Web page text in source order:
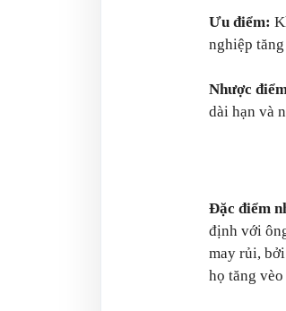
Ưu điểm:
nghiệp
Nhược
dài hạn và
Đặc điểm
định với
may rủi,
họ tăng vèo